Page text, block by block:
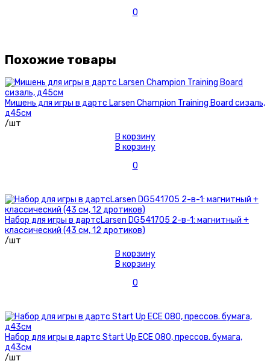
0
Похожие товары
Мишень для игры в дартс Larsen Champion Training Board сизаль,
д45см
/шт
В корзину
В корзину
0
Набор для игры в дартсLarsen DG541705 2-в-1: магнитный +
классический (43 см, 12 дротиков)
/шт
В корзину
В корзину
0
Набор для игры в дартс Start Up ECE 080, прессов. бумага,
д43см
/шт